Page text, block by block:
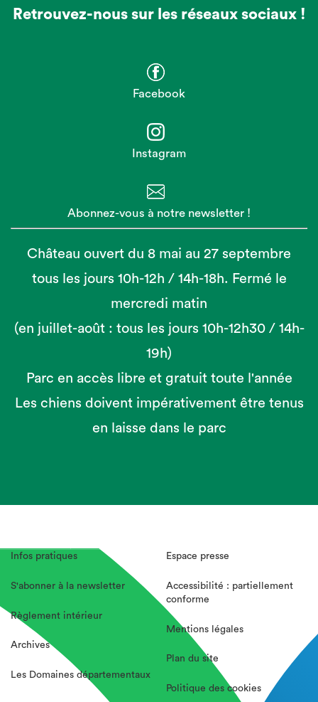
Retrouvez-nous sur les réseaux sociaux !
Facebook
Instagram
Abonnez-vous à notre newsletter !
Château ouvert du 8 mai au 27 septembre
tous les jours 10h-12h / 14h-18h. Fermé le
mercredi matin
(en juillet-août : tous les jours 10h-12h30 / 14h-
19h)
Parc en accès libre et gratuit toute l'année
Les chiens doivent impérativement être tenus
en laisse dans le parc
Infos pratiques
S'abonner à la newsletter
Règlement intérieur
Archives
Les Domaines départementaux
Espace presse
Accessibilité : partiellement
conforme
Mentions légales
Plan du site
Politique des cookies